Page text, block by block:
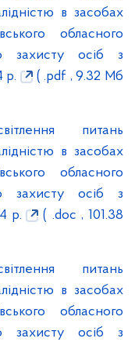
в засобах
обласного
захисту осіб з
р.
( .pdf , 9.32 Мб
питань
в засобах
обласного
захисту осіб з
р.
( .doc , 101.38
питань
в засобах
обласного
захисту осіб з